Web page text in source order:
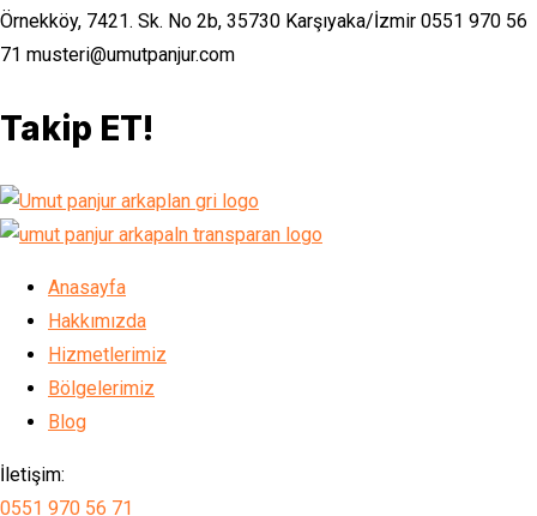
Örnekköy, 7421. Sk. No 2b, 35730 Karşıyaka/İzmir 0551 970 56
71 musteri@umutpanjur.com
Takip ET!
Anasayfa
Hakkımızda
Hizmetlerimiz
Bölgelerimiz
Blog
İletişim:
0551 970 56 71